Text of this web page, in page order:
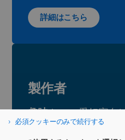
詳細はこちら
製作者
必須クッキーのみで続行する